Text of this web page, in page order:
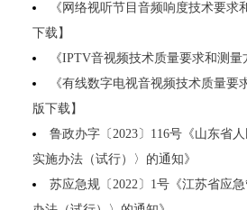
《网络视听节目音频响度技术要求
下载】
《IPTV音视频技术质量要求和测量
《有线数字电视音视频技术质量要
版下载】
鲁政办字〔2023〕116号《山东省
实施办法（试行）〉的通知》
苏应急规〔2022〕1号《江苏省应